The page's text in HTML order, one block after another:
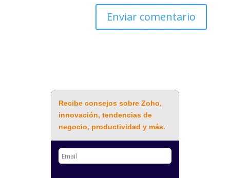
Recibe consejos sobre Zoho,
innovación, tendencias de
negocio, productividad y más.